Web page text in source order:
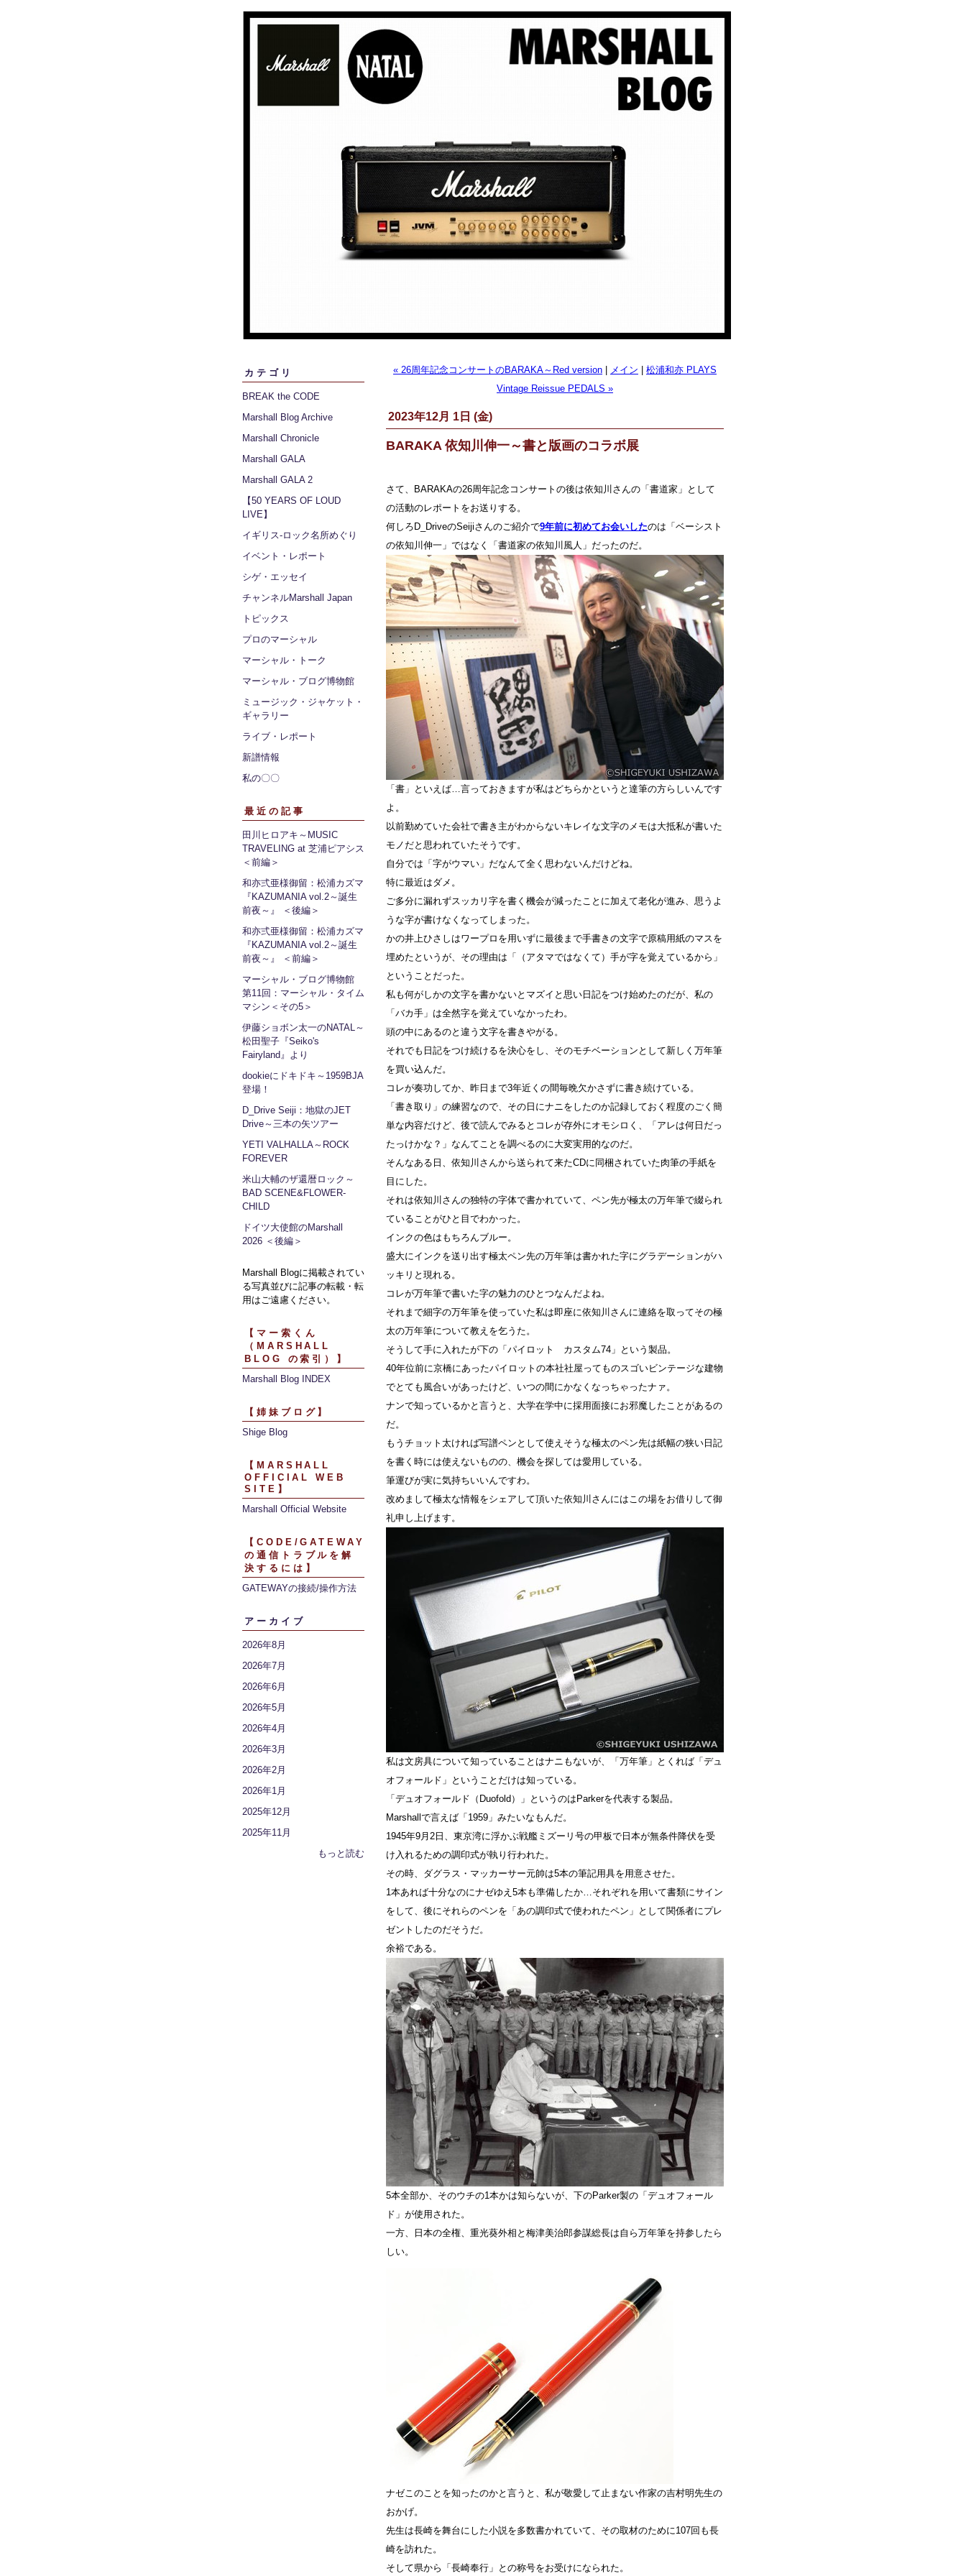
カテゴリ
BREAK the CODE
Marshall Blog Archive
Marshall Chronicle
Marshall GALA
Marshall GALA 2
【50 YEARS OF LOUD
LIVE】
イギリス‐ロック名所めぐり
イベント・レポート
シゲ・エッセイ
チャンネルMarshall Japan
トピックス
プロのマーシャル
マーシャル・トーク
マーシャル・ブログ博物館
ミュージック・ジャケット・
ギャラリー
ライブ・レポート
新譜情報
私の〇〇
最近の記事
田川ヒロアキ～MUSIC
TRAVELING at 芝浦ピアシス
＜前編＞
和亦弍亜様御留：松浦カズマ
『KAZUMANIA vol.2～誕生
前夜～』 ＜後編＞
和亦弍亜様御留：松浦カズマ
『KAZUMANIA vol.2～誕生
前夜～』 ＜前編＞
マーシャル・ブログ博物館
第11回：マーシャル・タイム
マシン＜その5＞
伊藤ショボン太一のNATAL～
松田聖子『Seiko's
Fairyland』より
dookieにドキドキ～1959BJA
登場！
D_Drive Seiji：地獄のJET
Drive～三本の矢ツアー
YETI VALHALLA～ROCK
FOREVER
米山大輔のザ還暦ロック～
BAD SCENE&FLOWER-
CHILD
ドイツ大使館のMarshall
2026 ＜後編＞
Marshall Blogに掲載されてい
る写真並びに記事の転載・転
用はご遠慮ください。
【マー索くん
（MARSHALL
BLOG の索引）】
Marshall Blog INDEX
【姉妹ブログ】
Shige Blog
【MARSHALL
OFFICIAL WEB
SITE】
Marshall Official Website
【CODE/GATEWAY
の通信トラブルを解
決するには】
GATEWAYの接続/操作方法
アーカイブ
2026年8月
2026年7月
2026年6月
2026年5月
2026年4月
2026年3月
2026年2月
2026年1月
2025年12月
2025年11月
もっと読む
« 26周年記念コンサートのBARAKA～Red version メイン
松浦和亦 PLAYS
Vintage Reissue PEDALS »
2023年12月 1日 (金)
BARAKA 依知川伸一～書と版画のコラボ展
さて、BARAKAの26周年記念コンサートの後は依知川さんの「書道家」として
の活動のレポートをお送りする。
何しろD_DriveのSeijiさんのご紹介で9年前に初めてお会いしたのは「ベーシスト
の依知川伸一」ではなく「書道家の依知川風人」だったのだ。
「書」といえば…言っておきますが私はどちらかというと達筆の方らしいんです
よ。
以前勤めていた会社で書き主がわからないキレイな文字のメモは大抵私が書いた
モノだと思われていたそうです。
自分では「字がウマい」だなんて全く思わないんだけどね。
特に最近はダメ。
ご多分に漏れずスッカリ字を書く機会が減ったことに加えて老化が進み、思うよ
うな字が書けなくなってしまった。
かの井上ひさしはワープロを用いずに最後まで手書きの文字で原稿用紙のマスを
埋めたというが、その理由は「（アタマではなくて）手が字を覚えているから」
ということだった。
私も何がしかの文字を書かないとマズイと思い日記をつけ始めたのだが、私の
「バカ手」は全然字を覚えていなかったわ。
頭の中にあるのと違う文字を書きやがる。
それでも日記をつけ続けるを決心をし、そのモチベーションとして新しく万年筆
を買い込んだ。
コレが奏功してか、昨日まで3年近くの間毎晩欠かさずに書き続けている。
「書き取り」の練習なので、その日にナニをしたのか記録しておく程度のごく簡
単な内容だけど、後で読んでみるとコレが存外にオモシロく、「アレは何日だっ
たっけかな？」なんてことを調べるのに大変実用的なのだ。
そんなある日、依知川さんから送られて来たCDに同梱されていた肉筆の手紙を
目にした。
それは依知川さんの独特の字体で書かれていて、ペン先が極太の万年筆で綴られ
ていることがひと目でわかった。
インクの色はもちろんブルー。
盛大にインクを送り出す極太ペン先の万年筆は書かれた字にグラデーションがハ
ッキリと現れる。
コレが万年筆で書いた字の魅力のひとつなんだよね。
それまで細字の万年筆を使っていた私は即座に依知川さんに連絡を取ってその極
太の万年筆について教えを乞うた。
そうして手に入れたが下の「パイロット カスタム74」という製品。
40年位前に京橋にあったパイロットの本社社屋ってものスゴいビンテージな建物
でとても風合いがあったけど、いつの間にかなくなっちゃったナァ。
ナンで知っているかと言うと、大学在学中に採用面接にお邪魔したことがあるの
だ。
もうチョット太ければ写譜ペンとして使えそうな極太のペン先は紙幅の狭い日記
を書く時には使えないものの、機会を探しては愛用している。
筆運びが実に気持ちいいんですわ。
改めまして極太な情報をシェアして頂いた依知川さんにはこの場をお借りして御
礼申し上げます。
私は文房具について知っていることはナニもないが、「万年筆」とくれば「デュ
オフォールド」ということだけは知っている。
「デュオフォールド（Duofold）」というのはParkerを代表する製品。
Marshallで言えば「1959」みたいなもんだ。
1945年9月2日、東京湾に浮かぶ戦艦ミズーリ号の甲板で日本が無条件降伏を受
け入れるための調印式が執り行われた。
その時、ダグラス・マッカーサー元帥は5本の筆記用具を用意させた。
1本あれば十分なのにナゼゆえ5本も準備したか…それぞれを用いて書類にサイン
をして、後にそれらのペンを「あの調印式で使われたペン」として関係者にプレ
ゼントしたのだそうだ。
余裕である。
5本全部か、そのウチの1本かは知らないが、下のParker製の「デュオフォール
ド」が使用された。
一方、日本の全権、重光葵外相と梅津美治郎参謀総長は自ら万年筆を持参したら
しい。
ナゼこのことを知ったのかと言うと、私が敬愛して止まない作家の吉村明先生の
おかげ。
先生は長崎を舞台にした小説を多数書かれていて、その取材のために107回も長
崎を訪れた。
そして県から「長崎奉行」との称号をお受けになられた。